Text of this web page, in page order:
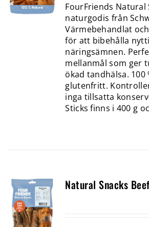
FourFriends Natural
naturgodis från
Värmebehandlat
för att bibehålla
näringsämnen.
mellanmål som ger
ökad tandhälsa.
glutenfritt.
inga tillsatta
Sticks finns i 400 g
Natural Snacks